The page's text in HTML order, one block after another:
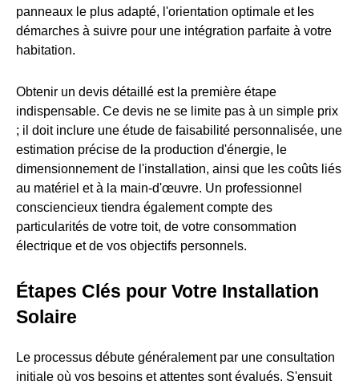
panneaux le plus adapté, l'orientation optimale et les
démarches à suivre pour une intégration parfaite à votre
habitation.
Obtenir un devis détaillé est la première étape
indispensable. Ce devis ne se limite pas à un simple prix
; il doit inclure une étude de faisabilité personnalisée, une
estimation précise de la production d'énergie, le
dimensionnement de l'installation, ainsi que les coûts liés
au matériel et à la main-d'œuvre. Un professionnel
consciencieux tiendra également compte des
particularités de votre toit, de votre consommation
électrique et de vos objectifs personnels.
Étapes Clés pour Votre Installation
Solaire
Le processus débute généralement par une consultation
initiale où vos besoins et attentes sont évalués. S'ensuit